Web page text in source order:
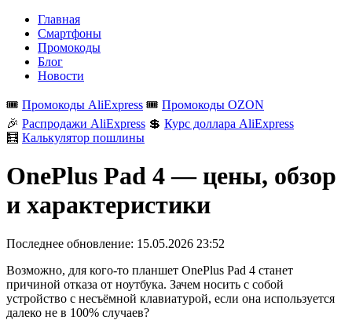
Главная
Смартфоны
Промокоды
Блог
Новости
🎟️ Промокоды AliExpress 🎟️ Промокоды OZON
🎉 Распродажи AliExpress 💲 Курс доллара AliExpress
🧮 Калькулятор пошлины
OnePlus Pad 4 — цены, обзор
и характеристики
Последнее обновление: 15.05.2026 23:52
Возможно, для кого-то планшет OnePlus Pad 4 станет
причиной отказа от ноутбука. Зачем носить с собой
устройство с несъёмной клавиатурой, если она используется
далеко не в 100% случаев?